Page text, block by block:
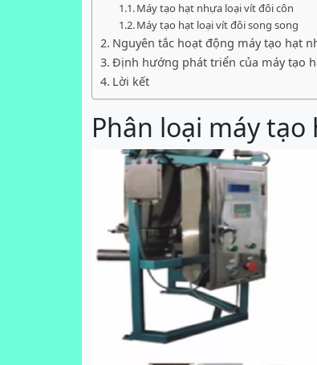
Máy tạo hạt nhựa loại vít đôi côn
Máy tạo hạt loại vít đôi song song
Nguyên tắc hoạt động máy tạo hạt
Định hướng phát triển của máy tạo
Lời kết
Phân loại máy